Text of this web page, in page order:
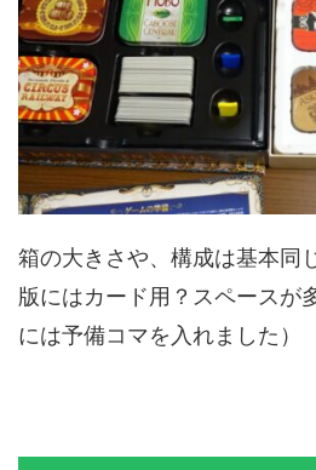
箱の大きさや、構成は基本同
版にはカード用？スペースが
には予備コマを入れました）